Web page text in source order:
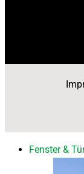
Fenster &